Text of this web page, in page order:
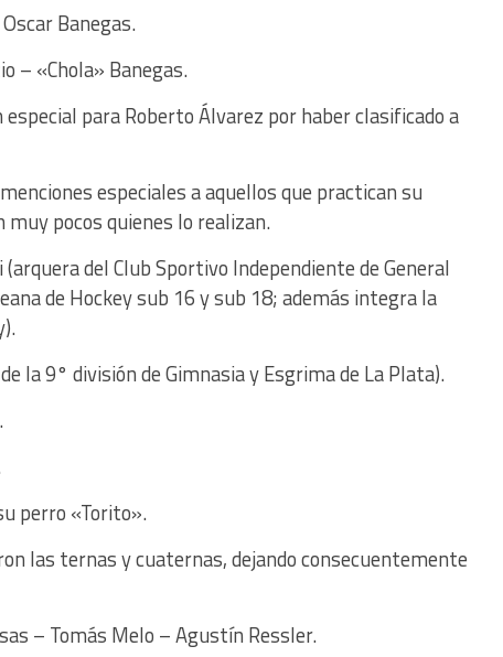
Banegas.
– «Chola» Banegas.
para Roberto Álvarez por haber clasificado a
especiales a aquellos que practican su
pocos quienes lo realizan.
del Club Sportivo Independiente de General
de Hockey sub 16 y sub 18; además integra la
la 9° división de Gimnasia y Esgrima de La Plata).
perro «Torito».
las ternas y cuaternas, dejando consecuentemente
– Tomás Melo – Agustín Ressler.